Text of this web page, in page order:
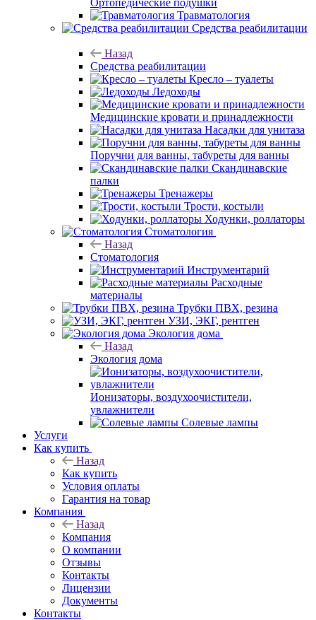
Ортопедические подушки
Травматология
Средства реабилитации
Назад
Средства реабилитации
Кресло – туалеты
Ледоходы
Медицинские кровати и принадлежности
Насадки для унитаза
Поручни для ванны, табуреты для ванны
Скандинавские
палки
Тренажеры
Трости, костыли
Ходунки, роллаторы
Стоматология
Назад
Стоматология
Инструментарий
Расходные
материалы
Трубки ПВХ, резина
УЗИ, ЭКГ, рентген
Экология дома
Назад
Экология дома
Ионизаторы, воздухоочистители,
увлажнители
Солевые лампы
Услуги
Как купить
Назад
Как купить
Условия оплаты
Гарантия на товар
Компания
Назад
Компания
О компании
Отзывы
Контакты
Лицензии
Документы
Контакты